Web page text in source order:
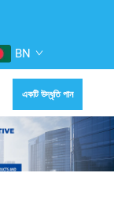
BN
একটি উদ্ধৃতি পান